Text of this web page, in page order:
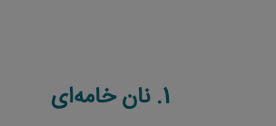
1. نان خامه‌‌ای